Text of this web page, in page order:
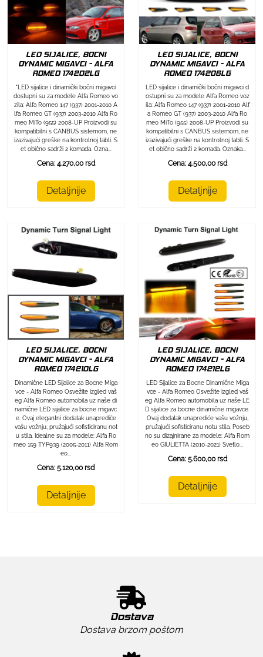
LED SIJALICE, BOCNI
DYNAMIC MIGAVCI - ALFA
ROMEO 174202LG
"LED sijalice i dinamički bočni migavci
dostupni su za modele Alfa Romeo vo
zila: Alfa Romeo 147 (937) 2001-2010 A
lfa Romeo GT (937) 2003-2010 Alfa Ro
meo MiTo (955) 2008-UP Proizvodi su
kompatibilni s CANBUS sistemom, ne
izazivajući greške na kontrolnoj tabli. S
et obično sadrži 2 komada. Ozna...
Cena: 4.270,00 rsd
Detaljnije
LED SIJALICE, BOCNI
DYNAMIC MIGAVCI - ALFA
ROMEO 174206LG
LED sijalice i dinamički bočni migavci d
ostupni su za modele Alfa Romeo voz
ila: Alfa Romeo 147 (937) 2001-2010 Alf
a Romeo GT (937) 2003-2010 Alfa Ro
meo MiTo (955) 2008-UP Proizvodi su
kompatibilni s CANBUS sistemom, ne
izazivajući greške na kontrolnoj tabli. S
et obično sadrži 2 komada. Oznaka...
Cena: 4.500,00 rsd
Detaljnije
LED SIJALICE, BOCNI
DYNAMIC MIGAVCI - ALFA
ROMEO 174210LG
Dinamične LED Sijalice za Bocne Miga
vce - Alfa Romeo Osvežite izgled vaš
eg Alfa Romeo automobila uz naše di
namične LED sijalice za bocne migavc
e. Ovaj elegantni dodatak unaprediće
vašu vožnju, pružajući sofisticiranu not
u stila. Idealne su za modele: Alfa Ro
meo 159 TYP939 (2005-2011) Alfa Rom
eo...
Cena: 5.120,00 rsd
Detaljnije
LED SIJALICE, BOCNI
DYNAMIC MIGAVCI - ALFA
ROMEO 174212LG
LED Sijalice za Bocne Dinamične Miga
vce - Alfa Romeo Osvežite izgled vaš
eg Alfa Romeo automobila uz naše LE
D sijalice za bocne dinamične migavce.
Ovaj dodatak unaprediće vašu vožnju,
pružajući sofisticiranu notu stila. Poseb
no su dizajnirane za modele: Alfa Rom
eo GIULIETTA (2010-2021) Svetlo...
Cena: 5.600,00 rsd
Detaljnije
Dostava
Dostava brzom poštom